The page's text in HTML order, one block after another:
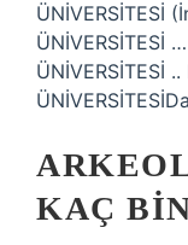
ÜNİVERSİTESİ
ÜNİVERSİTESİ
ÜNİVERSİTESİ
KAÇ